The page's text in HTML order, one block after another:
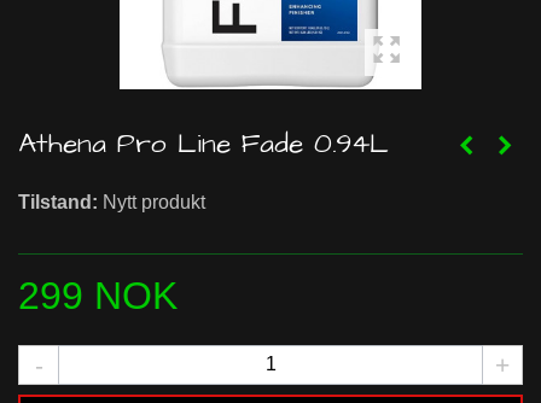
Athena Pro Line Fade 0.94L
Tilstand: Nytt produkt
299 NOK
- +